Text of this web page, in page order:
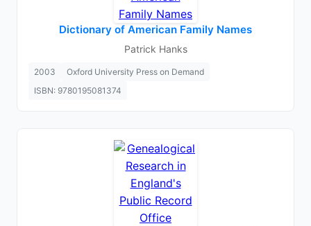
Dictionary of American Family Names
Patrick Hanks
2003
Oxford University Press on Demand
ISBN: 9780195081374